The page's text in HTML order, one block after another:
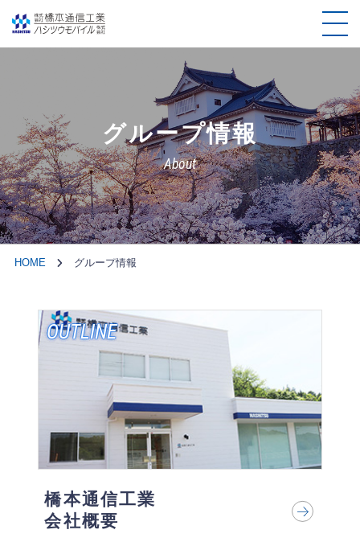
グループ情報
About
HOME グループ情報
OUTLINE
橋本通信工業
会社概要